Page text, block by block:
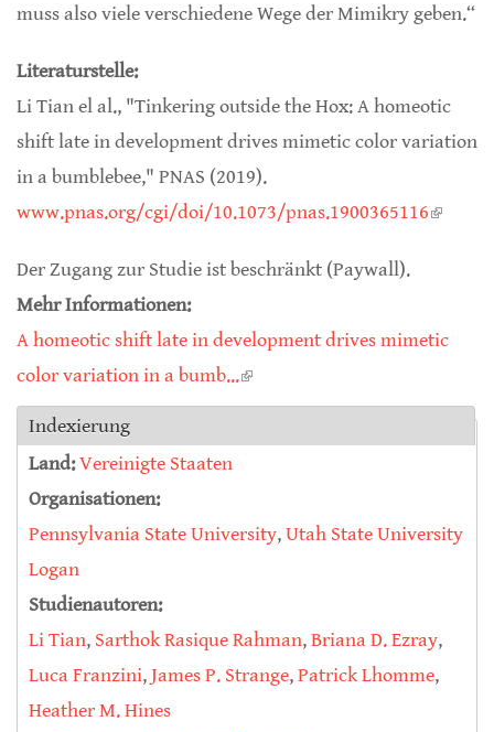
muss also viele verschiedene Wege der Mimikry geben.“
Literaturstelle:
Li Tian el al., "Tinkering outside the Hox: A homeotic
shift late in development drives mimetic color variation
in a bumblebee," PNAS (2019).
www.pnas.org/cgi/doi/10.1073/pnas.1900365116(link is
Der Zugang zur Studie ist beschränkt (Paywall).
Mehr Informationen:
A homeotic shift late in development drives mimetic
color variation in a bumb...(link is external)
Indexierung
Land:Vereinigte Staaten
Organisationen:
Pennsylvania State University,Utah State University
Logan
Studienautoren:
Li Tian, Sarthok Rasique Rahman,Briana D. Ezray,
Luca Franzini,James P. Strange,Patrick Lhomme,
Heather M. Hines